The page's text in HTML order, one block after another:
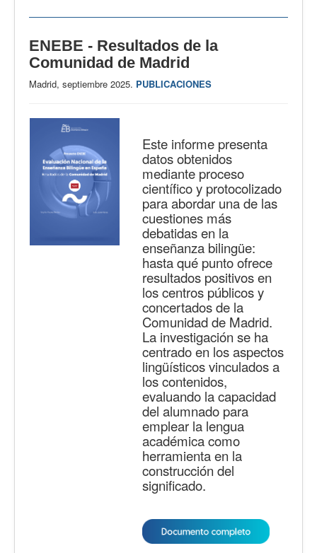
ENEBE - Resultados de la
Comunidad de Madrid
Madrid, septiembre 2025. PUBLICACIONES
Este informe presenta
datos obtenidos
mediante proceso
científico y protocolizado
para abordar una de las
cuestiones más
debatidas en la
enseñanza bilingüe:
hasta qué punto ofrece
resultados positivos en
los centros públicos y
concertados de la
Comunidad de Madrid.
La investigación se ha
centrado en los aspectos
lingüísticos vinculados a
los contenidos,
evaluando la capacidad
del alumnado para
emplear la lengua
académica como
herramienta en la
construcción del
significado.